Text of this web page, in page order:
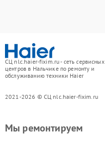
СЦ nlc.haier-fixim.ru - сеть сервисных
центров в Нальчике по ремонту и
обслуживанию техники Haier
2021-2026 © СЦ nlc.haier-fixim.ru
Мы ремонтируем